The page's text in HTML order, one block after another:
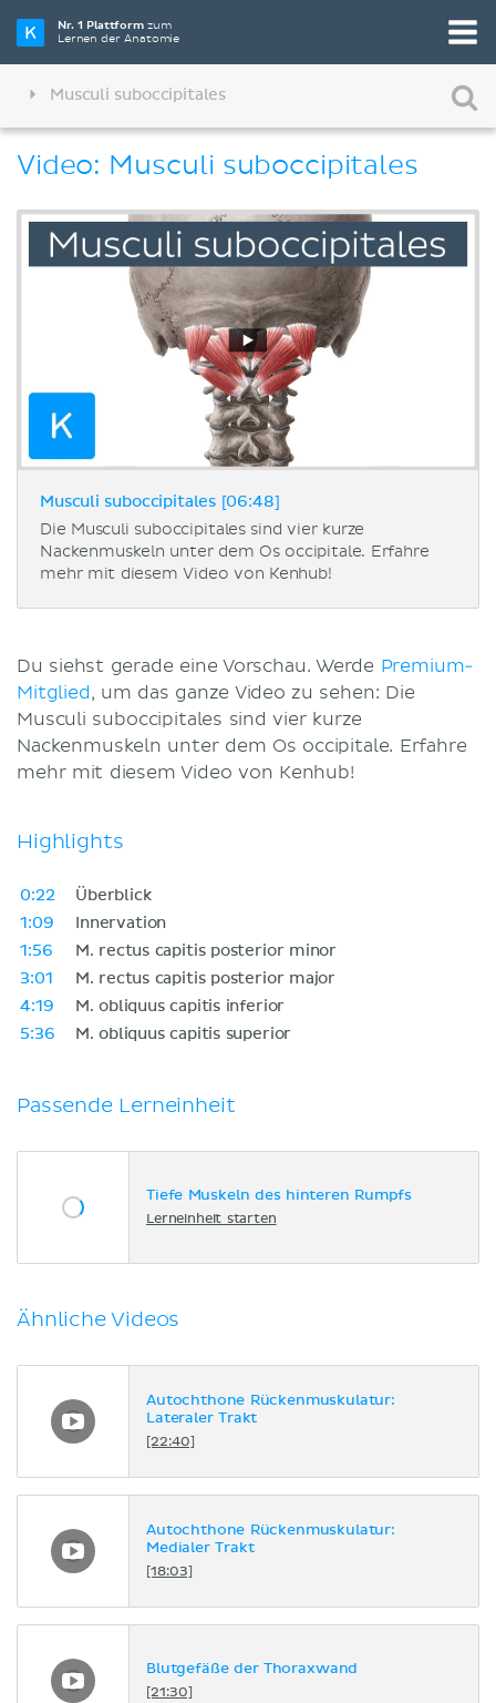
Nr. 1 Plattformzum
Lernen der Anatomie
Musculi suboccipitales
Video: Musculi suboccipitales
Musculi suboccipitales [06:48]
Die Musculi suboccipitales sind vier kurze
Nackenmuskeln unter dem Os occipitale. Erfahre
mehr mit diesem Video von Kenhub!
Du siehst gerade eine Vorschau. Werde Premium-
Mitglied, um das ganze Video zu sehen: Die
Musculi suboccipitales sind vier kurze
Nackenmuskeln unter dem Os occipitale. Erfahre
mehr mit diesem Video von Kenhub!
Highlights
0:22
Überblick
1:09
Innervation
1:56
M. rectus capitis posterior minor
3:01
M. rectus capitis posterior major
4:19
M. obliquus capitis inferior
5:36
M. obliquus capitis superior
Passende Lerneinheit
Tiefe Muskeln des hinteren Rumpfs
Lerneinheit starten
Ähnliche Videos
Autochthone Rückenmuskulatur:
Lateraler Trakt
[22:40]
Autochthone Rückenmuskulatur:
Medialer Trakt
[18:03]
Blutgefäße der Thoraxwand
[21:30]